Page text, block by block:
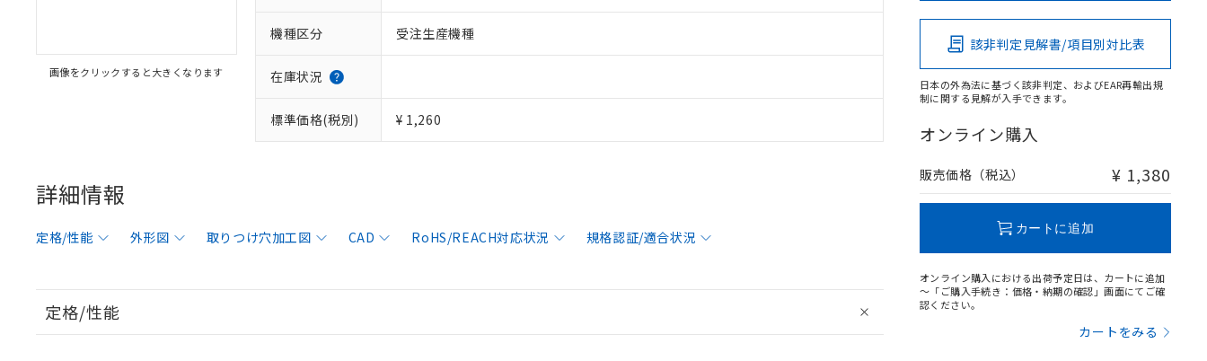
画像をクリックすると大きくなります
機種区分 受注生産機種
在庫状況
標準価格(税別) ¥ 1,260
詳細情報
定格/性能 外形図 取りつけ穴加工図 CAD RoHS/REACH対応状況 規格認証/適合状況
定格/性能
該非判定見解書/項目別対比表
日本の外為法に基づく該非判定、およびEAR再輸出規
制に関する見解が入手できます。
オンライン購入
販売価格（税込） ¥ 1,380
カートに追加
オンライン購入における出荷予定日は、カートに追加
～「ご購入手続き：価格・納期の確認」画面にてご確
認ください。
カートをみる